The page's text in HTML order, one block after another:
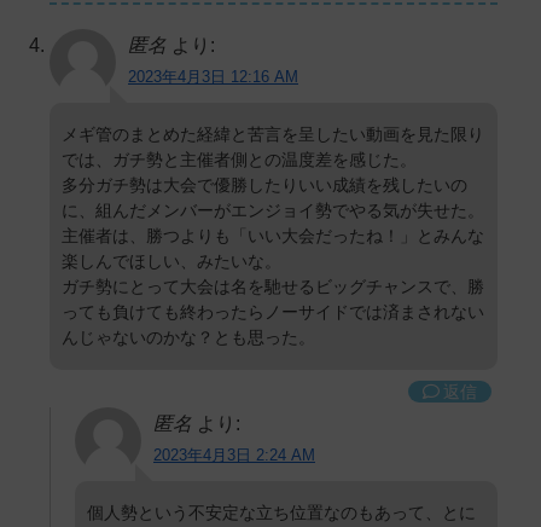
匿名 より:
2023年4月3日 12:16 AM
メギ管のまとめた経緯と苦言を呈したい動画を見た限り
では、ガチ勢と主催者側との温度差を感じた。
多分ガチ勢は大会で優勝したりいい成績を残したいの
に、組んだメンバーがエンジョイ勢でやる気が失せた。
主催者は、勝つよりも「いい大会だったね！」とみんな
楽しんでほしい、みたいな。
ガチ勢にとって大会は名を馳せるビッグチャンスで、勝
っても負けても終わったらノーサイドでは済まされない
んじゃないのかな？とも思った。
返信
匿名 より:
2023年4月3日 2:24 AM
個人勢という不安定な立ち位置なのもあって、とに